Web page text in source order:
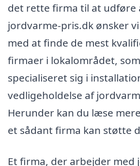
det rette firma til at udføre
jordvarme-pris.dk ønsker
med at finde de mest
firmaer i lokalområdet,
specialiseret sig i
vedligeholdelse af
Herunder kan du læse
et sådant firma kan støtte
Et firma, der arbejder med